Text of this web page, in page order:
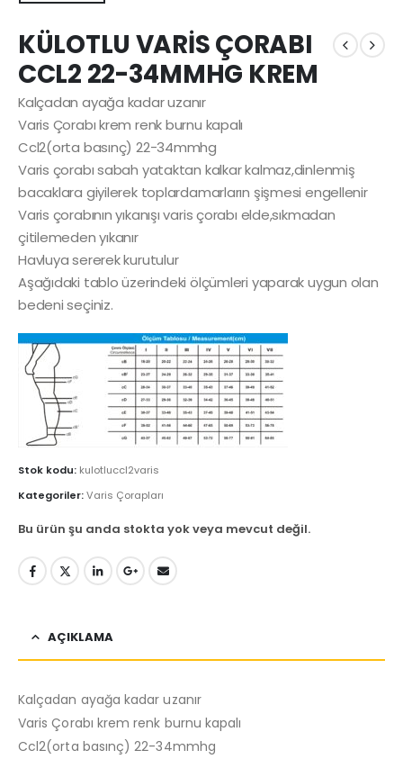
KÜLOTLU VARİS ÇORABI
CCL2 22-34MMHG KREM
Kalçadan ayağa kadar uzanır
Varis Çorabı krem renk burnu kapalı
Ccl2(orta basınç) 22-34mmhg
Varis çorabı sabah yataktan kalkar kalmaz,dinlenmiş
bacaklara giyilerek toplardamarların şişmesi engellenir
Varis çorabının yıkanışı varis çorabı elde,sıkmadan
çitilemeden yıkanır
Havluya sererek kurutulur
Aşağıdaki tablo üzerindeki ölçümleri yaparak uygun olan
bedeni seçiniz.
Stok kodu: kulotluccl2varis
Kategoriler:Varis Çorapları
Bu ürün şu anda stokta yok veya mevcut değil.
AÇIKLAMA
Kalçadan ayağa kadar uzanır
Varis Çorabı krem renk burnu kapalı
Ccl2(orta basınç) 22-34mmhg